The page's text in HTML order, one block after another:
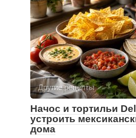
Другие рецепты
Начос и тортильи
устроить
дома